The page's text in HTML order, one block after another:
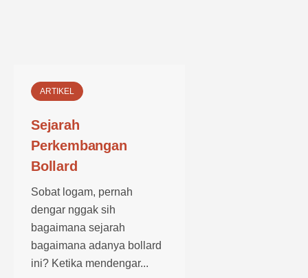
ARTIKEL
Sejarah
Perkembangan
Bollard
Sobat logam, pernah
dengar nggak sih
bagaimana sejarah
bagaimana adanya bollard
ini? Ketika mendengar...